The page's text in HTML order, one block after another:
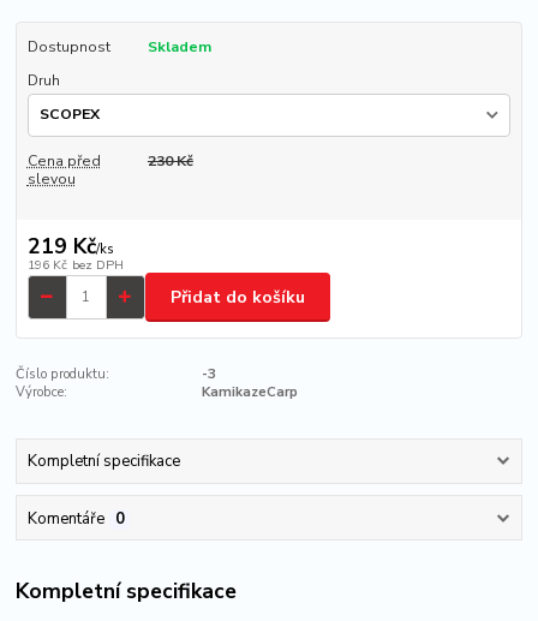
Dostupnost
Skladem
Druh
Cena před
slevou
230 Kč
219 Kč/ks
196 Kč bez DPH
Přidat do košíku
Číslo produktu:
-3
Výrobce:
KamikazeCarp
Kompletní specifikace
Komentáře 0
Kompletní specifikace